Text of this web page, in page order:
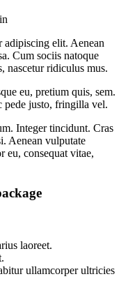
in
adipiscing elit. Aenean
Cum sociis natoque
nascetur ridiculus mus.
eu, pretium quis, sem.
pede justo, fringilla vel.
Integer tincidunt. Cras
Aenean vulputate
eu, consequat vitae,
laoreet.
ullamcorper ultricies